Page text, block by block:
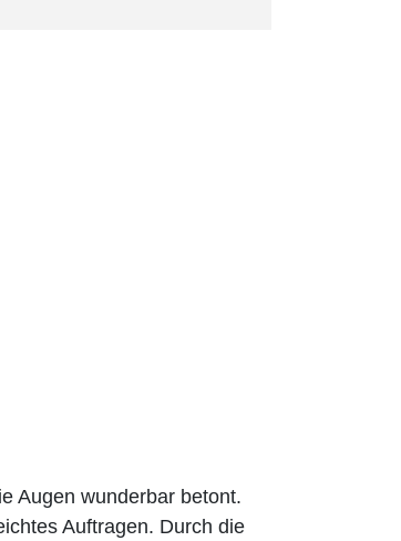
Augen wunderbar betont.
Auftragen. Durch die